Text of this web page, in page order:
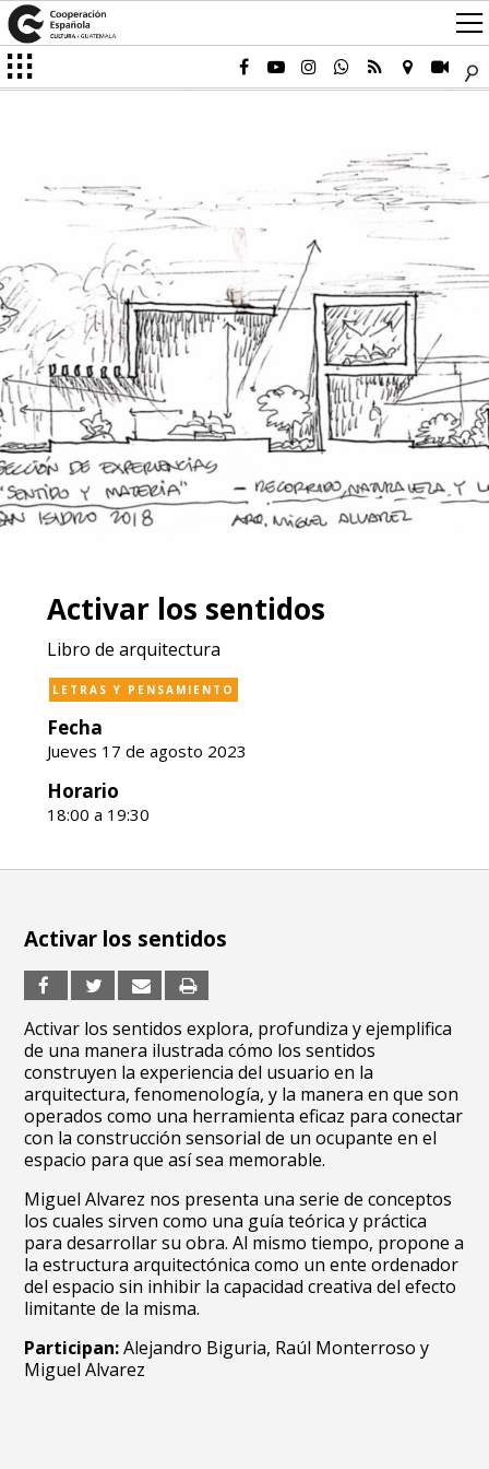
Activar los sentidos
Libro de arquitectura
LETRAS Y PENSAMIENTO
Fecha
Jueves 17 de agosto 2023
Horario
18:00 a 19:30
Activar los sentidos
Activar los sentidos explora, profundiza y ejemplifica
de una manera ilustrada cómo los sentidos
construyen la experiencia del usuario en la
arquitectura, fenomenología, y la manera en que son
operados como una herramienta eficaz para conectar
con la construcción sensorial de un ocupante en el
espacio para que así sea memorable.
Miguel Alvarez nos presenta una serie de conceptos
los cuales sirven como una guía teórica y práctica
para desarrollar su obra. Al mismo tiempo, propone a
la estructura arquitectónica como un ente ordenador
del espacio sin inhibir la capacidad creativa del efecto
limitante de la misma.
Participan:Alejandro Biguria, Raúl Monterroso y
Miguel Alvarez